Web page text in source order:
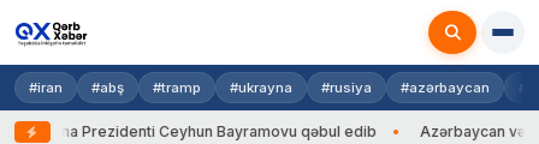
#iran #abş #tramp #ukrayna #rusiya #azərbaycan
Prezidenti Ceyhun Bayramovu qəbul edib Azərbaycan və